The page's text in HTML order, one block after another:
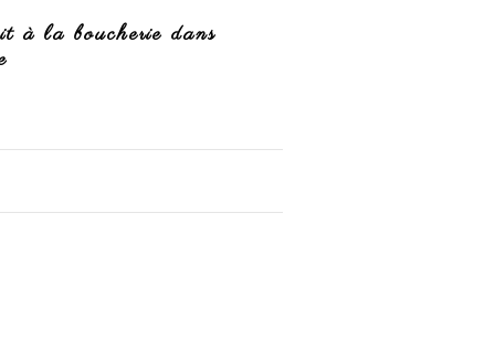
à la boucherie dans